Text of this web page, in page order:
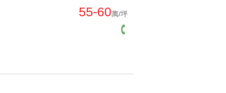
公開銷售時間近->遠
55-60萬/坪